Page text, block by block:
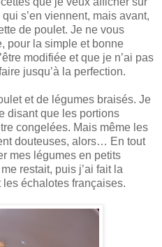
s’en viennent, mais avant,
de poulet. Je ne vous
pour la simple et bonne
modifiée et que je n’ai pas
jusqu’à la perfection.
et de légumes braisés. Je
disant que les portions
congelées. Mais même les
douteuses, alors… En tout
mes légumes en petits
restait, puis j’ai fait la
les échalotes françaises.